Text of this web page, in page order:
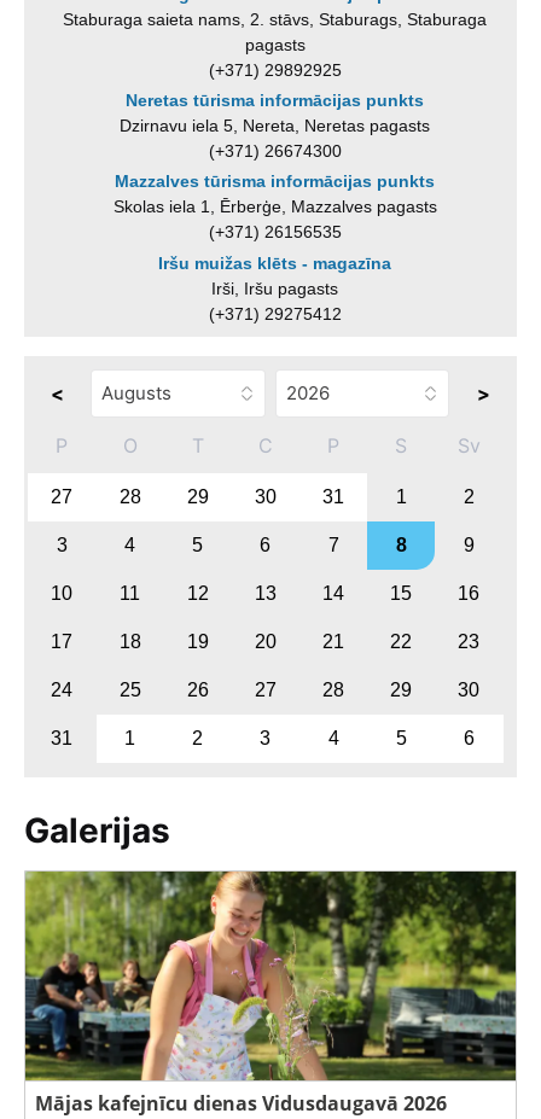
Staburaga saieta nams, 2. stāvs, Staburags, Staburaga
pagasts
(+371) 29892925
Neretas tūrisma informācijas punkts
Dzirnavu iela 5, Nereta, Neretas pagasts
(+371) 26674300
Mazzalves tūrisma informācijas punkts
Skolas iela 1, Ērberģe, Mazzalves pagasts
(+371) 26156535
Iršu muižas klēts - magazīna
Irši, Iršu pagasts
(+371) 29275412
< >
P O T C P S Sv
27 28 29 30 31 1 2
3 4 5 6 7 8 9
10 11 12 13 14 15 16
17 18 19 20 21 22 23
24 25 26 27 28 29 30
31 1 2 3 4 5 6
Galerijas
Mājas kafejnīcu dienas Vidusdaugavā 2026